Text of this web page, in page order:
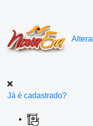
Já é cadastrado?